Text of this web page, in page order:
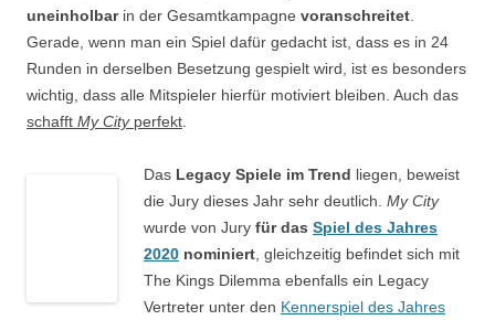
uneinholbarin der Gesamtkampagne voranschreitet.
Gerade, wenn man ein Spiel dafür gedacht ist, dass es in 24
Runden in derselben Besetzung gespielt wird, ist es besonders
wichtig, dass alle Mitspieler hierfür motiviert bleiben. Auch das
schafft My Cityperfekt.
Das Legacy Spiele im Trend liegen, beweist
die Jury dieses Jahr sehr deutlich. My City
wurde von Jury für das Spiel des Jahres
2020 nominiert, gleichzeitig befindet sich mit
The Kings Dilemma ebenfalls ein Legacy
Vertreter unter den Kennerspiel des Jahres